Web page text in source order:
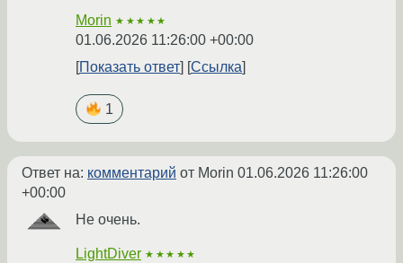
Morin ★★★★★
01.06.2026 11:26:00 +00:00
Показать ответ
Ссылка
1
Ответ на: комментарий от Morin 01.06.2026 11:26:00
+00:00
Не очень.
LightDiver ★★★★★